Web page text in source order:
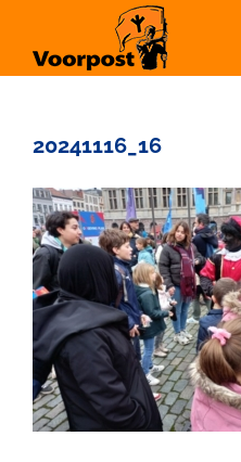
inhoud
20241116_16